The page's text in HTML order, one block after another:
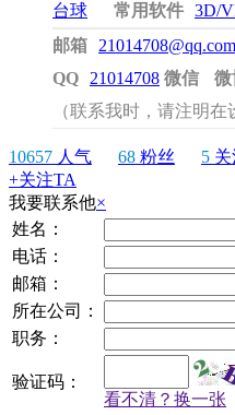
台球
常用软件 3D/
邮箱
21014708@qq.com
QQ
21014708 微信
微
（联系我时，请注明在
10657 人气 68 粉丝 5 关
+关注TA
我要联系他×
姓名：
电话：
邮箱：
所在公司：
职务：
验证码：
看不清？换一张